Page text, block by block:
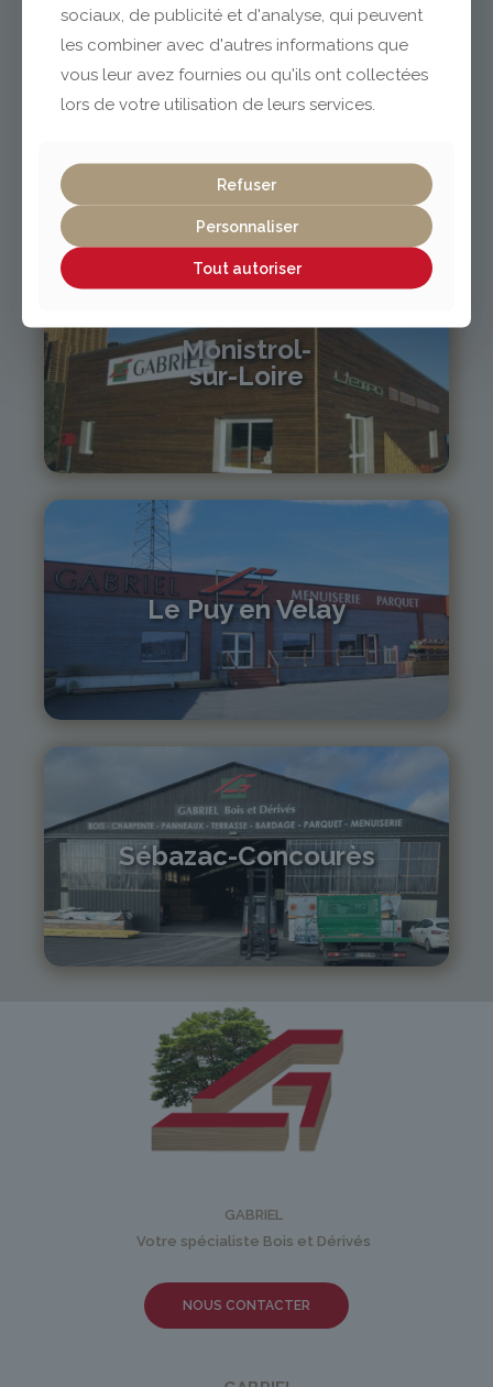
Vichy / Cusset
cusset@gabriel-sa.fr
Monistrol-
sur-Loire
monistrol@gabriel-sa.fr
Le Puy en Velay
04 71 01 13 30
lepuy@gabriel-sa.fr
Sébazac-Concourès
05 81 55 83 89
monistrol@gabriel-sa.fr
GABRIEL
Votre spécialiste Bois et Dérivés
NOUS CONTACTER
sociaux, de publicité et d'analyse, qui peuvent
les combiner avec d'autres informations que
vous leur avez fournies ou qu'ils ont collectées
lors de votre utilisation de leurs services.
Refuser
Personnaliser
Tout autoriser